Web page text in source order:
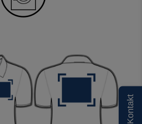
Kontakt